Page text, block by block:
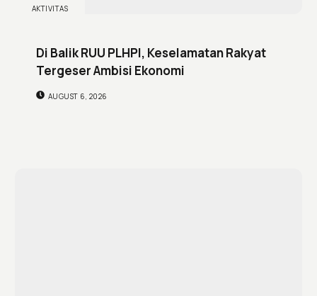
AKTIVITAS
Di Balik RUU PLHPI, Keselamatan Rakyat
Tergeser Ambisi Ekonomi
AUGUST 6, 2026